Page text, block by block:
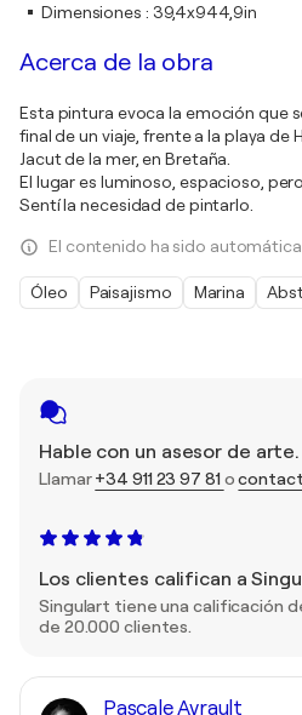
Hable con un asesor de arte.
Llamar+34 911 23 97 81 o
Los clientes califican a
Singulart tiene una calificación
de 20.000 clientes.
Pascale Ayrault
Dimensiones : 39,4x944,9in
Acerca de la obra
Esta pintura evoca la emoción que
final de un viaje, frente a la playa de
Jacut de la mer, en Bretaña.
El lugar es luminoso, espacioso,
Sentí la necesidad de pintarlo.
El contenido ha sido
Óleo Paisajismo Marina